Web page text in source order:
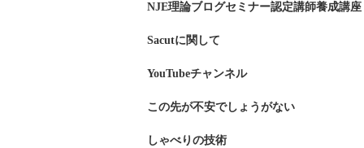
NJE理論ブログセミナー認定講師養成講座
Sacutに関して
YouTubeチャンネル
この先が不安でしょうがない
しゃべりの技術